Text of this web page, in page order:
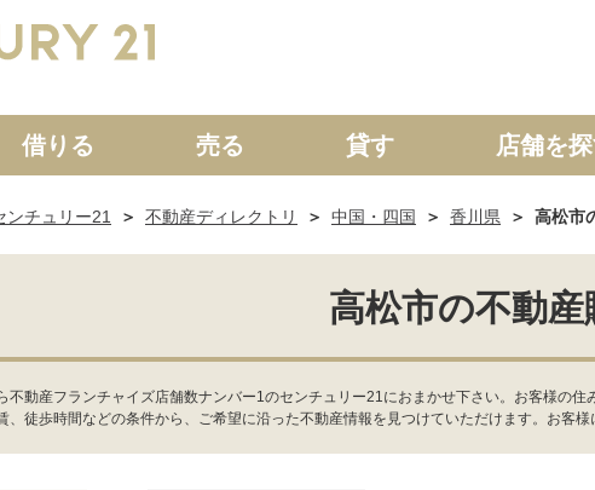
一戸建て 中古一戸建て マンション 土
借りる 売る 貸す 店舗を
ンチュリー21 不動産ディレクトリ 中国・四国 香川県 高松市
高松市の不動
不動産フランチャイズ店舗数ナンバー1のセンチュリー21におまかせ下さい。お客様の
、徒歩時間などの条件から、ご希望に沿った不動産情報を見つけていただけます。お客